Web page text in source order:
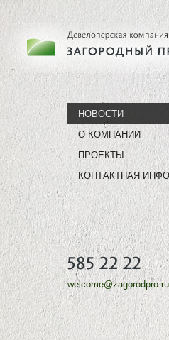
НОВОСТИ
О КОМПАНИИ
ПРОЕКТЫ
КОНТАКТНАЯ
welcome@zagorodpro.ru